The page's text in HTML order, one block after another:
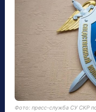
Фото: пресс-служба СУ СКР